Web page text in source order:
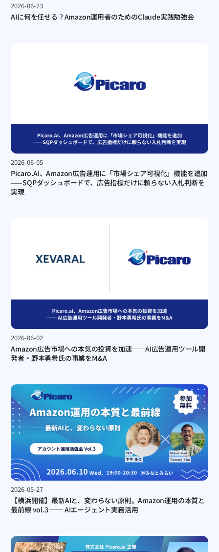
2026-06-23
AIに何を任せる？Amazon運用者のためのClaude実践勉強会
2026-06-05
Picaro.AI、Amazon広告運用に「市場シェア可視化」機能を追加
——SQPダッシュボードで、広告指標だけに頼らない入札判断を
実現
2026-06-02
Amazon広告市場への本気の投資を加速──AI広告運用ツール開
発者・野本勇希氏の事業をM&A
2026-05-27
【横浜開催】最新AIと、変わらない原則。Amazon運用の本質と
最前線 vol.3 ── AIエージェント実務活用